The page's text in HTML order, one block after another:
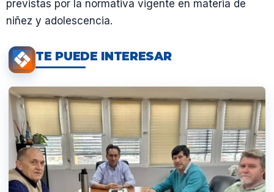
previstas por la normativa vigente en materia de
niñez y adolescencia.
TE PUEDE INTERESAR